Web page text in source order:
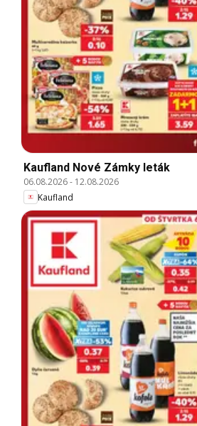
Kaufland Nové Zámky leták
06.08.2026- 12.08.2026
Kaufland